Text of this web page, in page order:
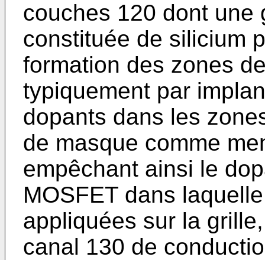
couches 120 dont une
constituée de silicium
formation des zones
typiquement par
dopants dans les
de masque comme
empêchant ainsi le
MOSFET dans
appliquées sur la
canal 130 de